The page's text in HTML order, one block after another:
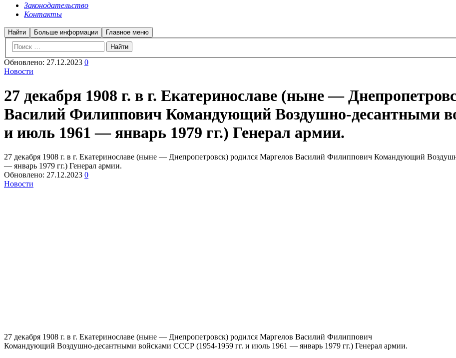
Законодательство
Контакты
Найти Больше информации Главное меню
Обновлено: 27.12.2023 0
Новости
27 декабря 1908 г. в г. Екатеринославе (ныне —
Василий Филиппович Командующий Воздушно-десантными
и июль 1961 — январь 1979 гг.) Генерал армии.
27 декабря 1908 г. в г. Екатеринославе (ныне — Днепропетровск) родился Маргелов Василий Филиппович Командующий
— январь 1979 гг.) Генерал армии.
Обновлено: 27.12.2023 0
Новости
27 декабря 1908 г. в г. Екатеринославе (ныне — Днепропетровск) родился Маргелов Василий Филиппович
Командующий Воздушно-десантными войсками СССР (1954-1959 гг. и июль 1961 — январь 1979 гг.) Генерал армии.